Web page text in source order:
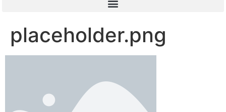
placeholder.png